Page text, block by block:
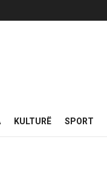
KULTURË SPORT